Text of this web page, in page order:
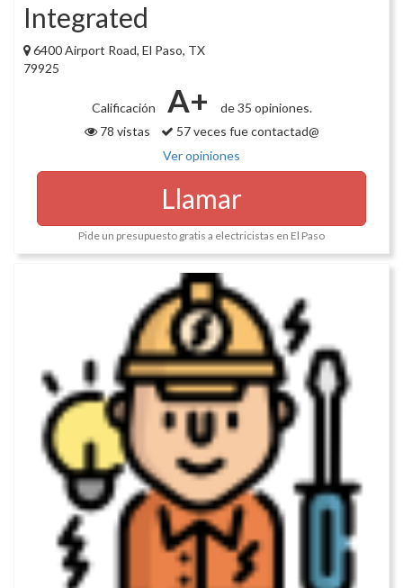
Integrated
6400 Airport Road, El Paso, TX
79925
Calificación A+
de 35 opiniones.
78 vistas
57 veces fue contactad@
Ver opiniones
Llamar
Pide un presupuesto gratis a electricistas en El Paso